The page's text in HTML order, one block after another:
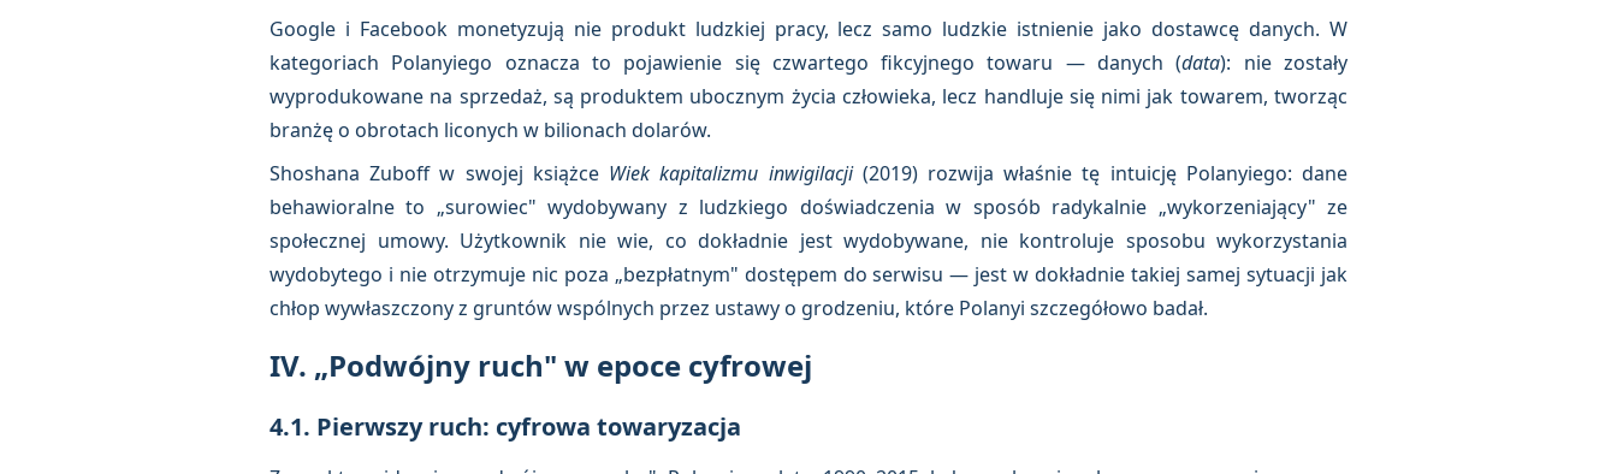
Google i Facebook monetyzują nie produkt ludzkiej pracy, lecz samo ludzkie istnienie jako dostawcę danych. W
kategoriach Polanyiego oznacza to pojawienie się czwartego fikcyjnego towaru — danych (data): nie zostały
wyprodukowane na sprzedaż, są produktem ubocznym życia człowieka, lecz handluje się nimi jak towarem, tworząc
branżę o obrotach liconych w bilionach dolarów.
Shoshana Zuboff w swojej książce Wiek kapitalizmu inwigilacji(2019) rozwija właśnie tę intuicję Polanyiego: dane
behawioralne to „surowiec" wydobywany z ludzkiego doświadczenia w sposób radykalnie „wykorzeniający" ze
społecznej umowy. Użytkownik nie wie, co dokładnie jest wydobywane, nie kontroluje sposobu wykorzystania
wydobytego i nie otrzymuje nic poza „bezpłatnym" dostępem do serwisu — jest w dokładnie takiej samej sytuacji jak
chłop wywłaszczony z gruntów wspólnych przez ustawy o grodzeniu, które Polanyi szczegółowo badał.
IV. „Podwójny ruch" w epoce cyfrowej
4.1. Pierwszy ruch: cyfrowa towaryzacja